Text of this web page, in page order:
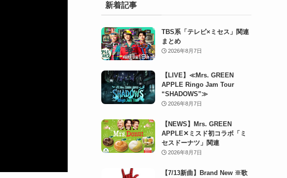
新着記事
TBS系「テレビ×ミセス」関連
まとめ
2026年8月7日
【LIVE】≪Mrs. GREEN
APPLE Ringo Jam Tour
“SHADOWS”≫
2026年8月7日
【NEWS】Mrs. GREEN
APPLE✕ミスド初コラボ「ミ
セスドーナツ」関連
2026年8月7日
【7/13新曲】Brand New ※歌